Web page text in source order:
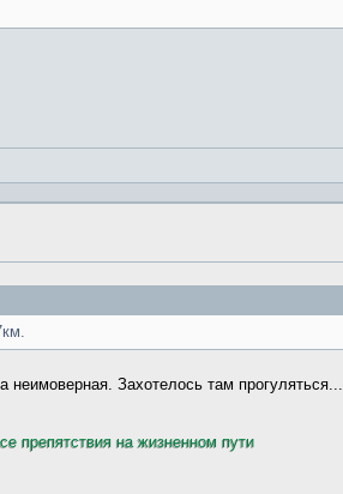
неимоверная. Захотелось там прогуляться...
препятствия на жизненном пути